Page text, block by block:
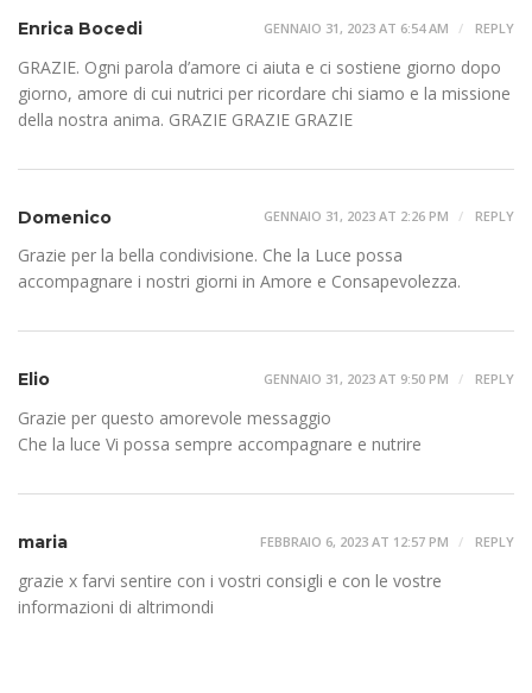
Enrica Bocedi GENNAIO 31, 2023 AT 6:54 AM REPLY
GRAZIE. Ogni parola d’amore ci aiuta e ci sostiene giorno dopo
giorno, amore di cui nutrici per ricordare chi siamo e la missione
della nostra anima. GRAZIE GRAZIE GRAZIE
Domenico GENNAIO 31, 2023 AT 2:26 PM REPLY
Grazie per la bella condivisione. Che la Luce possa
accompagnare i nostri giorni in Amore e Consapevolezza.
Elio GENNAIO 31, 2023 AT 9:50 PM REPLY
Grazie per questo amorevole messaggio
Che la luce Vi possa sempre accompagnare e nutrire
maria FEBBRAIO 6, 2023 AT 12:57 PM REPLY
grazie x farvi sentire con i vostri consigli e con le vostre
informazioni di altrimondi